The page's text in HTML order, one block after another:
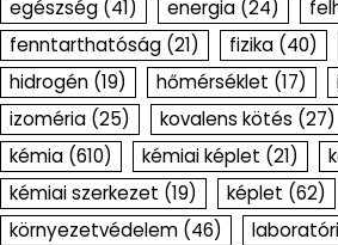
egészség (41) energia (24)
fenntarthatóság (21) fizika (40)
hidrogén (19) hőmérséklet (17)
izoméria (25) kovalens kötés (27)
kémia (610) kémiai képlet (21)
kémiai szerkezet (19) képlet (62)
környezetvédelem (46)